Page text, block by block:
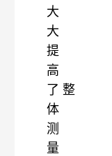
大
大
提
高
了 整
体
测
量